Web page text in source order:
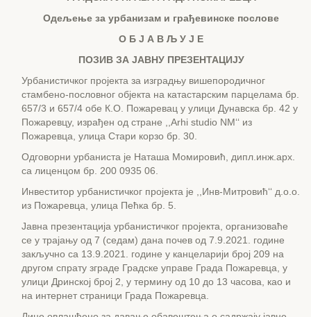
Одељење за урбанизам и грађевинске послове
О Б Ј А В Љ У Ј Е
ПОЗИВ ЗА ЈАВНУ ПРЕЗЕНТАЦИЈУ
Урбанистичког пројекта за изградњу вишепородичног
стамбено-пословног објекта на катастарским парцелама бр.
657/3 и 657/4 обе К.О. Пожаревац у улици Дунавска бр. 42 у
Пожаревцу, израђен од стране ,,Arhi studio NMʻʻ из
Пожаревца, улица Стари корзо бр. 30.
Одговорни урбаниста је Наташа Момировић, дипл.инж.арх.
са лиценцом бр. 200 0935 06.
Инвеститор урбанистичког пројекта је ,,Инв-Митровићʻʻ д.о.о.
из Пожаревца, улица Пећка бр. 5.
Јавна презентација урбанистичког пројекта, организоваће
се у трајању од 7 (седам) дана почев од 7.9.2021. године
закључно са 13.9.2021. године у канцеларији број 209 на
другом спрату зграде Градске управе Града Пожаревца, у
улици Дринској број 2, у термину од 10 до 13 часова, као и
на интернет страници Града Пожаревца.